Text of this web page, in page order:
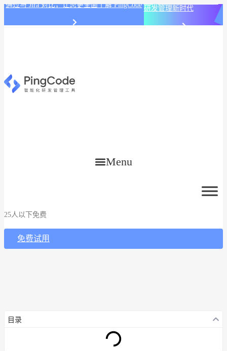
通过与 Jira 对比，让您更全面了解 PingCode 研发管理新时代
Menu
25人以下免费
免费试用
目录